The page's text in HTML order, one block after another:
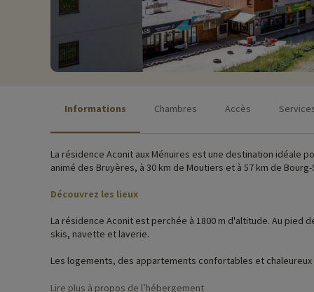
Informations Chambres Accès
La résidence Aconit aux Ménuires est une destination idéale
animé des Bruyères, à 30 km de Moutiers et à 57 km de Bourg-
Découvrez les lieux
La résidence Aconit est perchée à 1800 m d'altitude. Au
skis, navette et laverie.
Les logements, des appartements confortables et
Lire plus à propos de l’hébergement